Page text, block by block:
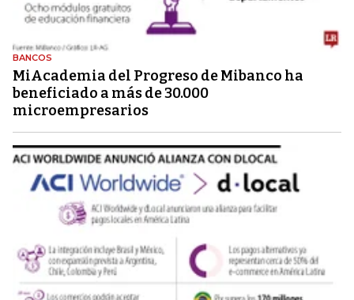
BANCOS
MiAcademia del Progreso de Mibanco ha
beneficiado a más de 30.000
microempresarios